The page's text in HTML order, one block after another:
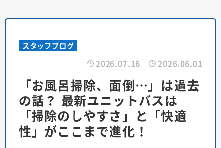
スタッフブログ
2026.07.16 2026.06.01
「お風呂掃除、面倒…」は過去
の話？ 最新ユニットバスは
「掃除のしやすさ」と「快適
性」がここまで進化！